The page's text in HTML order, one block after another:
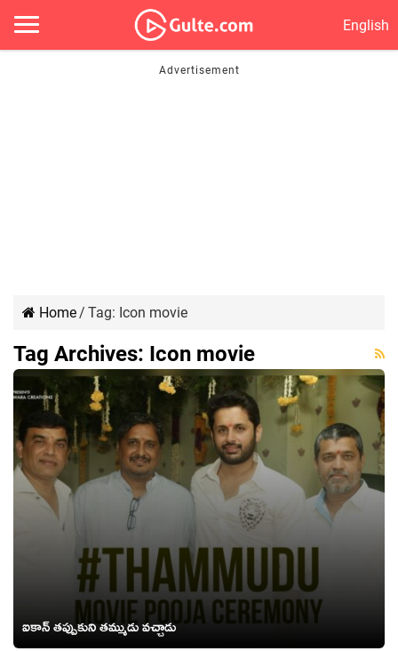
English
Home/ Tag: Icon movie
Tag Archives: Icon movie
ఐకాన్ తప్పుకుని తమ్ముడు వచ్చాడు